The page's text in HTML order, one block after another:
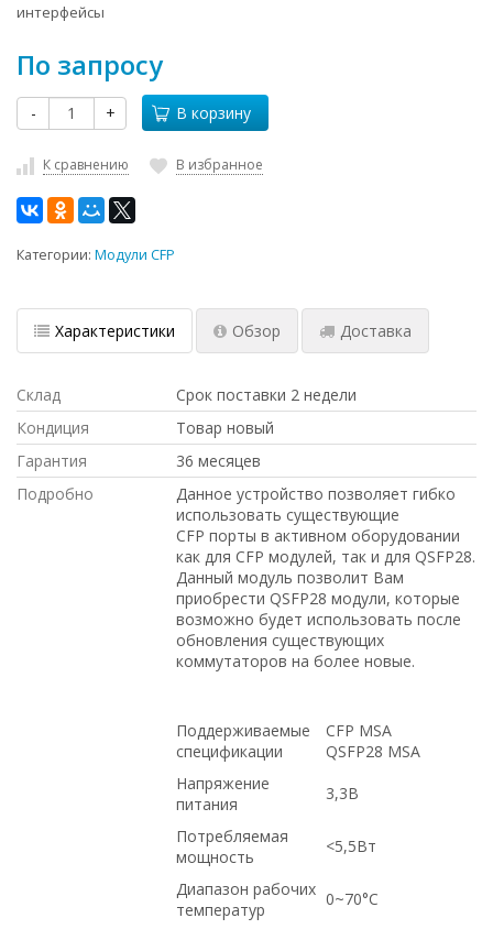
интерфейсы
По запросу
- + В корзину
К сравнению В избранное
Категории: Модули CFP
Характеристики Обзор Доставка
Склад
Срок поставки 2 недели
Кондиция
Товар новый
Гарантия
36 месяцев
Подробно
Данное устройство позволяет гибко
использовать существующие
CFP порты в активном оборудовании
как для CFP модулей, так и для QSFP28.
Данный модуль позволит Вам
приобрести QSFP28 модули, которые
возможно будет использовать после
обновления существующих
коммутаторов на более новые.
Поддерживаемые
спецификации
CFP MSA
QSFP28 MSA
Напряжение
питания
3,3В
Потребляемая
мощность
<5,5Вт
Диапазон рабочих
температур
0~70°C